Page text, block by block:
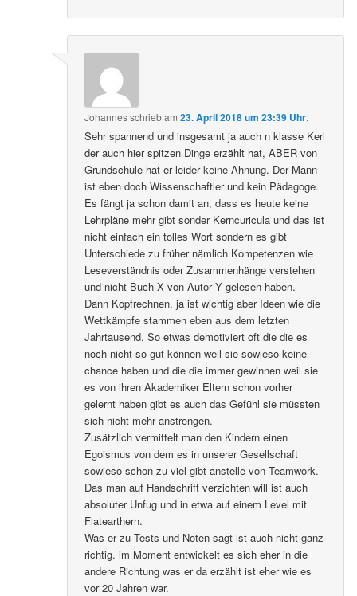
Johannesschriebam23. April 2018 um 23:39 Uhr:
Sehr spannend und insgesamt ja auch n klasse Kerl
der auch hier spitzen Dinge erzählt hat, ABER von
Grundschule hat er leider keine Ahnung. Der Mann
ist eben doch Wissenschaftler und kein Pädagoge.
Es fängt ja schon damit an, dass es heute keine
Lehrpläne mehr gibt sonder Kerncuricula und das ist
nicht einfach ein tolles Wort sondern es gibt
Unterschiede zu früher nämlich Kompetenzen wie
Leseverständnis oder Zusammenhänge verstehen
und nicht Buch X von Autor Y gelesen haben.
Dann Kopfrechnen, ja ist wichtig aber Ideen wie die
Wettkämpfe stammen eben aus dem letzten
Jahrtausend. So etwas demotiviert oft die die es
noch nicht so gut können weil sie sowieso keine
chance haben und die die immer gewinnen weil sie
es von ihren Akademiker Eltern schon vorher
gelernt haben gibt es auch das Gefühl sie müssten
sich nicht mehr anstrengen.
Zusätzlich vermittelt man den Kindern einen
Egoismus von dem es in unserer Gesellschaft
sowieso schon zu viel gibt anstelle von Teamwork.
Das man auf Handschrift verzichten will ist auch
absoluter Unfug und in etwa auf einem Level mit
Flatearthern.
Was er zu Tests und Noten sagt ist auch nicht ganz
richtig. im Moment entwickelt es sich eher in die
andere Richtung was er da erzählt ist eher wie es
vor 20 Jahren war.